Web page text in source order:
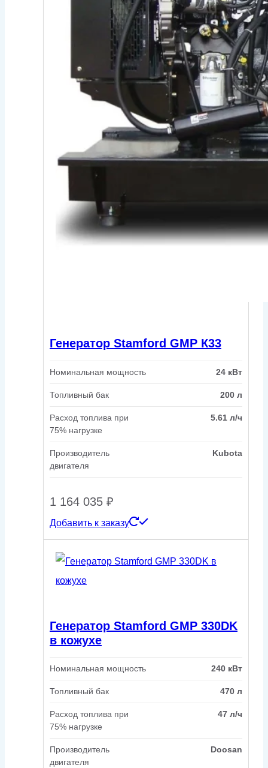
Генератор Stamford GMP К33
Номинальная мощность 24 кВт
Топливный бак 200 л
Расход топлива при
75% нагрузке
5.61 л/ч
Производитель
двигателя
Kubota
1 164 035 ₽
Добавить к заказу
Генератор Stamford GMP 330DK
в кожухе
Номинальная мощность 240 кВт
Топливный бак 470 л
Расход топлива при
75% нагрузке
47 л/ч
Производитель
двигателя
Doosan